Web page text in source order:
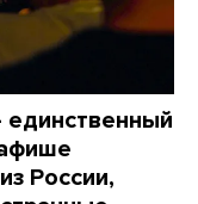
России,